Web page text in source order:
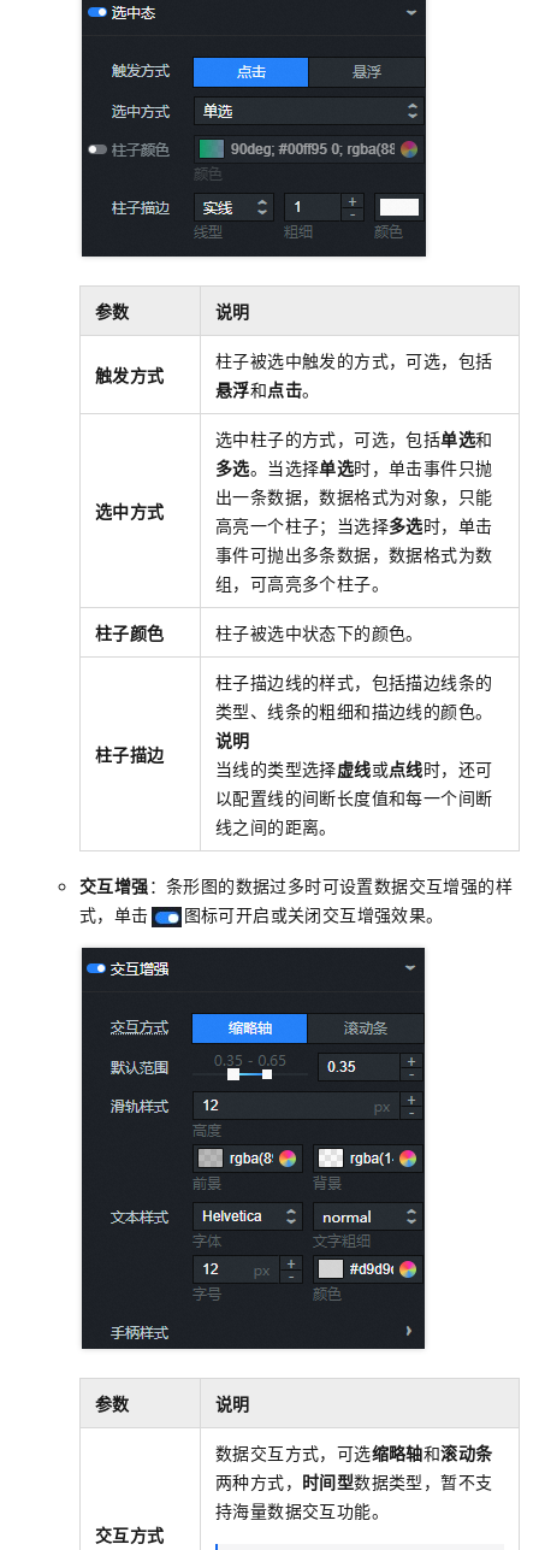
参数 说明
触发方式
柱子被选中触发的方式，可选，包括
悬浮和点击。
选中方式
选中柱子的方式，可选，包括单选和
多选。当选择单选时，单击事件只抛
出一条数据，数据格式为对象，只能
高亮一个柱子；当选择多选时，单击
事件可抛出多条数据，数据格式为数
组，可高亮多个柱子。
柱子颜色 柱子被选中状态下的颜色。
柱子描边
柱子描边线的样式，包括描边线条的
类型、线条的粗细和描边线的颜色。
说明
当线的类型选择虚线或点线时，还可
以配置线的间断长度值和每一个间断
线之间的距离。
交互增强：条形图的数据过多时可设置数据交互增强的样
式，单击
图标可开启或关闭交互增强效果。
参数 说明
交互方式
数据交互方式，可选缩略轴和滚动条
两种方式， 时间型数据类型，暂不支
持海量数据交互功能。